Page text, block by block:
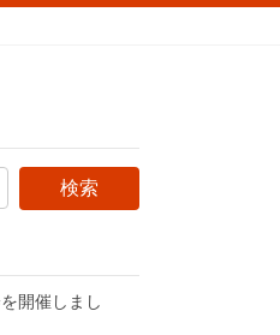
開催しまし